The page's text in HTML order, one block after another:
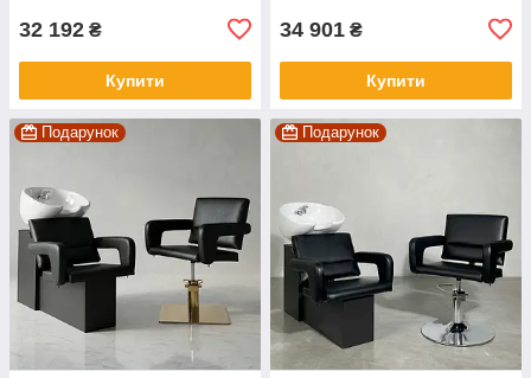
32 192 ₴
Купити
34 901 ₴
Купити
Подарунок Подарунок